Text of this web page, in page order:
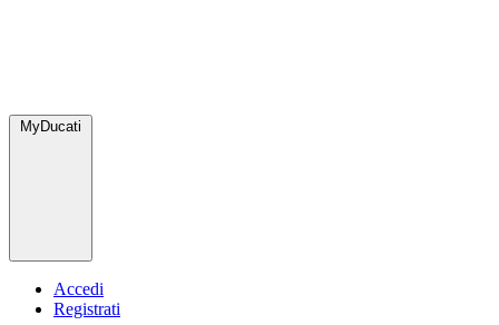
MyDucati
Accedi
Registrati